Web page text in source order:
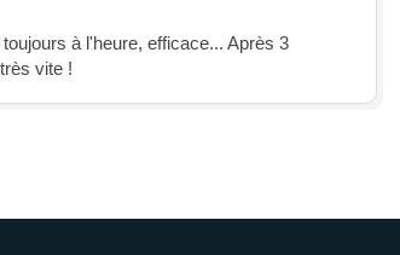
à l'heure, efficace... Après 3
vite !